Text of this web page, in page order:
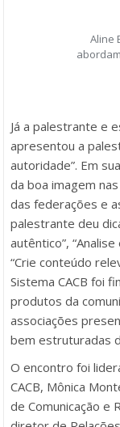
Aline
Já a palestrante e
apresentou a
autoridade”. Em
da boa imagem
das federações e
palestrante deu
autêntico”,
“Crie conteúdo
Sistema CACB foi
produtos da
associações
bem estruturadas
O encontro foi
CACB, Mônica
de Comunicação e